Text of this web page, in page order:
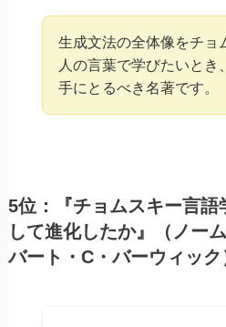
生成文法の全体像をチョ
人の言葉で学びたいとき
手にとるべき名著です。
5位：『チョムスキー言語
して進化したか』（ノー
バート・C・バーウィック